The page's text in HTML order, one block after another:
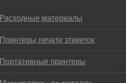
Расходные материалы
Принтеры печати этикеток
Портативные принтеры